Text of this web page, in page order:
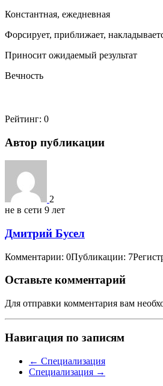
Константная, ежедневная
Форсирует, приближает,
Приносит ожидаемый результат
Вечность
Рейтинг: 0
Автор публикации
2
не в сети 9 лет
Дмитрий Бусел
Комментарии: 0Публикации: 7
Оставьте комментарий
Для отправки комментария вам
Навигация по записям
← Специализация
Специализация →